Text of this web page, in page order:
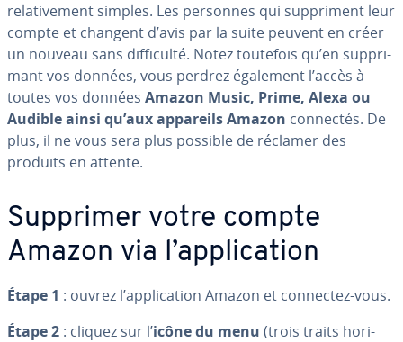
re­la­ti­ve­ment simples. Les personnes qui sup­pri­ment leur
compte et changent d’avis par la suite peuvent en créer
un nouveau sans dif­fi­culté. Notez toutefois qu’en sup­pri­
mant vos données, vous perdrez également l’accès à
toutes vos données Amazon Music, Prime, Alexa ou
Audible ainsi qu’aux appareils Amazon connectés. De
plus, il ne vous sera plus possible de réclamer des
produits en attente.
Supprimer votre compte
Amazon via l’ap­pli­ca­tion
Étape 1 : ouvrez l’ap­pli­ca­tion Amazon et connectez-vous.
Étape 2 : cliquez sur l’icône du menu (trois traits ho­ri­